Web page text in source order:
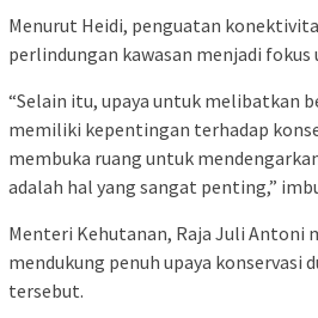
Menurut Heidi, penguatan
perlindungan kawasan menjadi fokus
“Selain itu, upaya untuk melibatkan
memiliki kepentingan terhadap
membuka ruang untuk
adalah hal yang sangat penting,”
Menteri Kehutanan, Raja Juli Antoni
mendukung penuh upaya konservasi
tersebut.